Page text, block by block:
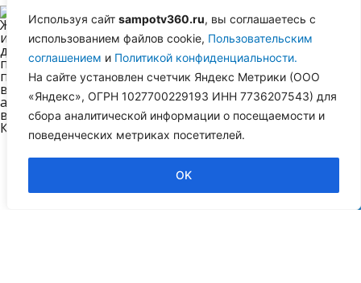
Используя сайт sampotv360.ru, вы соглашаетесь с
использованием файлов cookie, Пользовательским
соглашением и Политикой конфиденциальности.
На сайте установлен счетчик Яндекс Метрики (ООО
«Яндекс», ОГРН 1027700229193 ИНН 7736207543) для
сбора аналитической информации о посещаемости и
поведенческих метриках посетителей.
OK
Женщина и девушка-подросток
пострадали в аварии в Карелии
06 августа, 2026
Обе пострадавшие – жительницы Санкт-
Петербурга.